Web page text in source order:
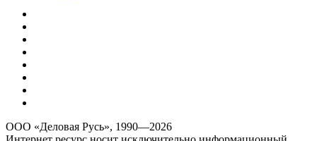
ООО «Деловая Русь», 1990—2026